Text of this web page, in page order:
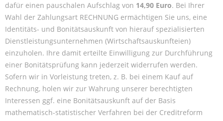
dafür einen pauschalen Aufschlag von 14,90 Euro. Bei Ihrer
Wahl der Zahlungsart RECHNUNG ermächtigen Sie uns, eine
Identitäts- und Bonitätsauskunft von hierauf spezialisierten
Dienstleistungsunternehmen (Wirtschaftsauskunfteien)
einzuholen. Ihre damit erteilte Einwilligung zur Durchführung
einer Bonitätsprüfung kann jederzeit widerrufen werden.
Sofern wir in Vorleistung treten, z. B. bei einem Kauf auf
Rechnung, holen wir zur Wahrung unserer berechtigten
Interessen ggf. eine Bonitätsauskunft auf der Basis
mathematisch-statistischer Verfahren bei der Creditreform